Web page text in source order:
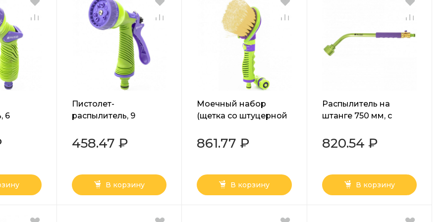
6
Пистолет-
распылитель, 9
эргономичная
458.47 ₽
В корзину
Моечный набор
(щетка со штуцерной
быстросъемный
861.77 ₽
В корзину
Распылитель на
штанге 750 мм, с
Palisad
820.54 ₽
В корзину